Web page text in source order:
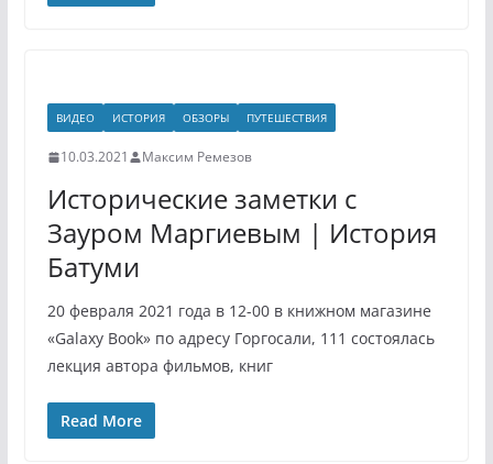
ВИДЕО ИСТОРИЯ ОБЗОРЫ ПУТЕШЕСТВИЯ
10.03.2021 Максим Ремезов
Исторические заметки с
Зауром Маргиевым | История
Батуми
20 февраля 2021 года в 12-00 в книжном магазине
«Galaxy Book» по адресу Горгосали, 111 состоялась
лекция автора фильмов, книг
Read More